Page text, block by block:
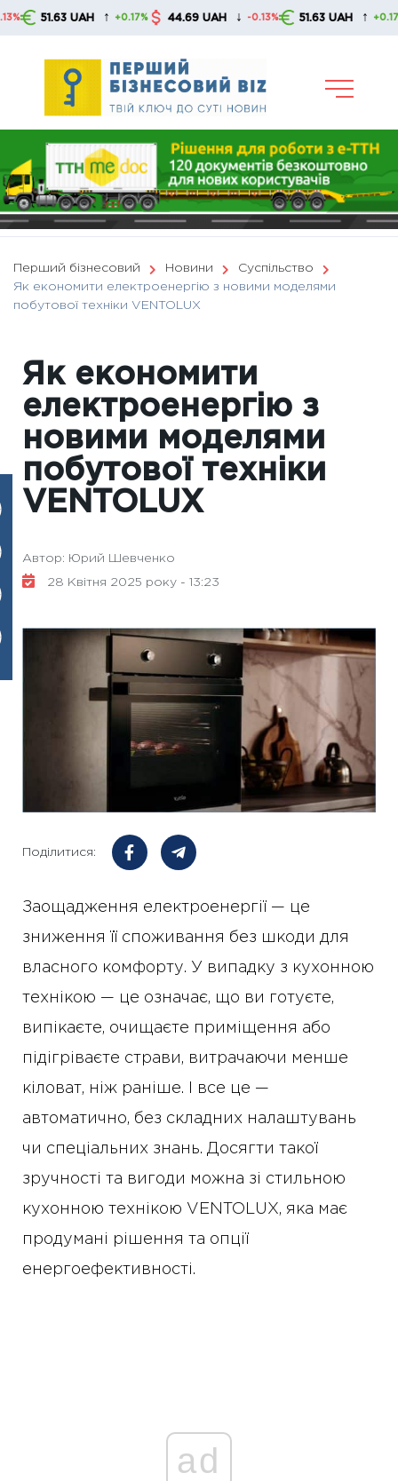
Skip
UAH ↑ +0.17% 44.69 UAH ↓ -0.13% 51.63 UAH ↑ +0.17%
Перший бізнесовий Новини
Суспільство
Як економити електроенергію з новими моделями
побутової техніки VENTOLUX
Як економити
електроенергію з
новими моделями
побутової техніки
VENTOLUX
Автор: Юрий Шевченко
28 Квітня 2025 року - 13:23
Поділитися:
Заощадження електроенергії — це
зниження її споживання без шкоди для
власного комфорту. У випадку з кухонною
технікою — це означає, що ви готуєте,
випікаєте, очищаєте приміщення або
підігріваєте страви, витрачаючи менше
кіловат, ніж раніше. І все це —
автоматично, без складних налаштувань
чи спеціальних знань. Досягти такої
зручності та вигоди можна зі стильною
кухонною технікою VENTOLUX, яка має
продумані рішення та опції
енергоефективності.
ad